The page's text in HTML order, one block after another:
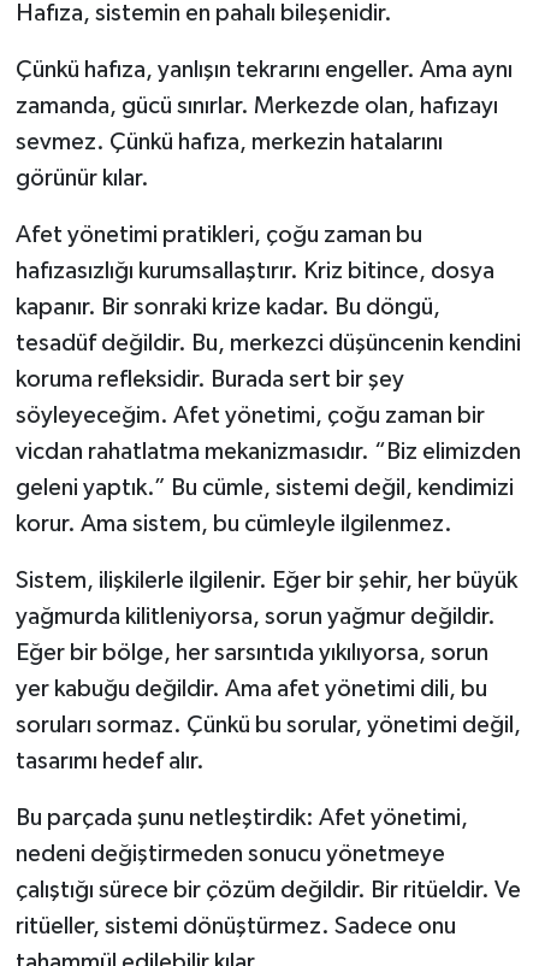
Hafıza, sistemin en pahalı bileşenidir.
Çünkü hafıza, yanlışın tekrarını engeller. Ama aynı
zamanda, gücü sınırlar. Merkezde olan, hafızayı
sevmez. Çünkü hafıza, merkezin hatalarını
görünür kılar.
Afet yönetimi pratikleri, çoğu zaman bu
hafızasızlığı kurumsallaştırır. Kriz bitince, dosya
kapanır. Bir sonraki krize kadar. Bu döngü,
tesadüf değildir. Bu, merkezci düşüncenin kendini
koruma refleksidir. Burada sert bir şey
söyleyeceğim. Afet yönetimi, çoğu zaman bir
vicdan rahatlatma mekanizmasıdır. “Biz elimizden
geleni yaptık.” Bu cümle, sistemi değil, kendimizi
korur. Ama sistem, bu cümleyle ilgilenmez.
Sistem, ilişkilerle ilgilenir. Eğer bir şehir, her büyük
yağmurda kilitleniyorsa, sorun yağmur değildir.
Eğer bir bölge, her sarsıntıda yıkılıyorsa, sorun
yer kabuğu değildir. Ama afet yönetimi dili, bu
soruları sormaz. Çünkü bu sorular, yönetimi değil,
tasarımı hedef alır.
Bu parçada şunu netleştirdik: Afet yönetimi,
nedeni değiştirmeden sonucu yönetmeye
çalıştığı sürece bir çözüm değildir. Bir ritüeldir. Ve
ritüeller, sistemi dönüştürmez. Sadece onu